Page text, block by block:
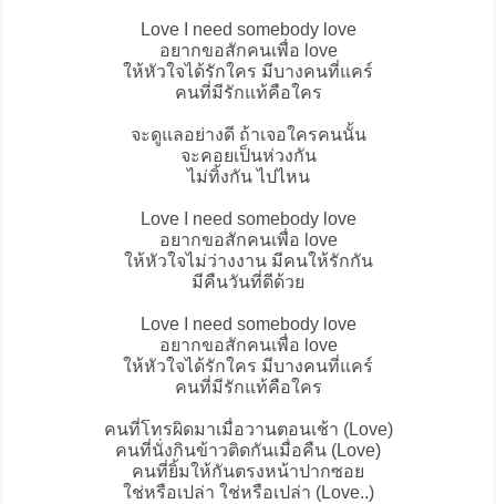
Love I need somebody love
อยากขอสักคนเพื่อ love
ให้หัวใจได้รักใคร มีบางคนที่แคร์
คนที่มีรักแท้คือใคร
จะดูแลอย่างดี ถ้าเจอใครคนนั้น
จะคอยเป็นห่วงกัน
ไม่ทิ้งกัน ไปไหน
Love I need somebody love
อยากขอสักคนเพื่อ love
ให้หัวใจไม่ว่างงาน มีคนให้รักกัน
มีคืนวันที่ดีด้วย
Love I need somebody love
อยากขอสักคนเพื่อ love
ให้หัวใจได้รักใคร มีบางคนที่แคร์
คนที่มีรักแท้คือใคร
คนที่โทรผิดมาเมื่อวานตอนเช้า (Love)
คนที่นั่งกินข้าวติดกันเมื่อคืน (Love)
คนที่ยิ้มให้กันตรงหน้าปากซอย
ใช่หรือเปล่า ใช่หรือเปล่า (Love..)